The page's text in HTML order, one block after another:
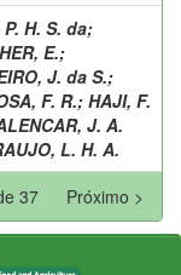
P. H. S. da;
E.;
J. da S.;
F. R.; HAJI, F.
J. A.
L. H. A.
37
Próximo >